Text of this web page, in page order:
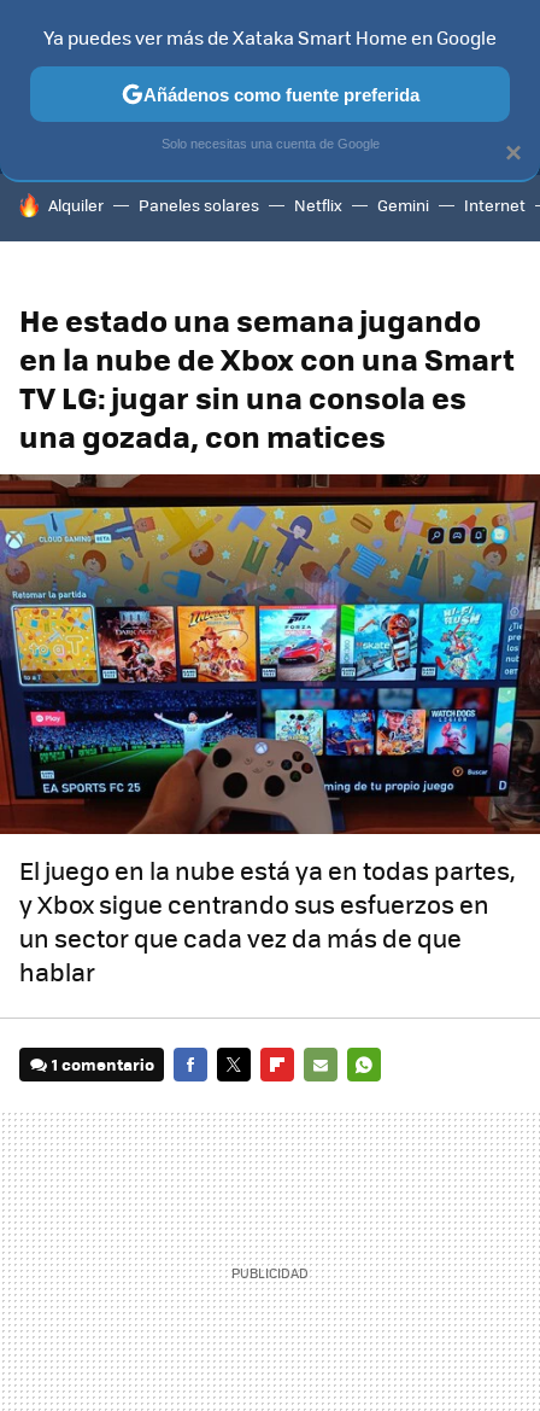
MENÚ NUEVO
CONTENIDOS SMART TV
HOY SE HABLA DE
Alquiler Paneles solares Netflix Gemini Internet
He estado una semana jugando
en la nube de Xbox con una Smart
TV LG: jugar sin una consola es
una gozada, con matices
El juego en la nube está ya en todas partes,
y Xbox sigue centrando sus esfuerzos en
un sector que cada vez da más de que
hablar
1 comentario
MAIL
×
Ya puedes ver más de Xataka Smart Home en Google
Añádenos como fuente preferida
Solo necesitas una cuenta de Google